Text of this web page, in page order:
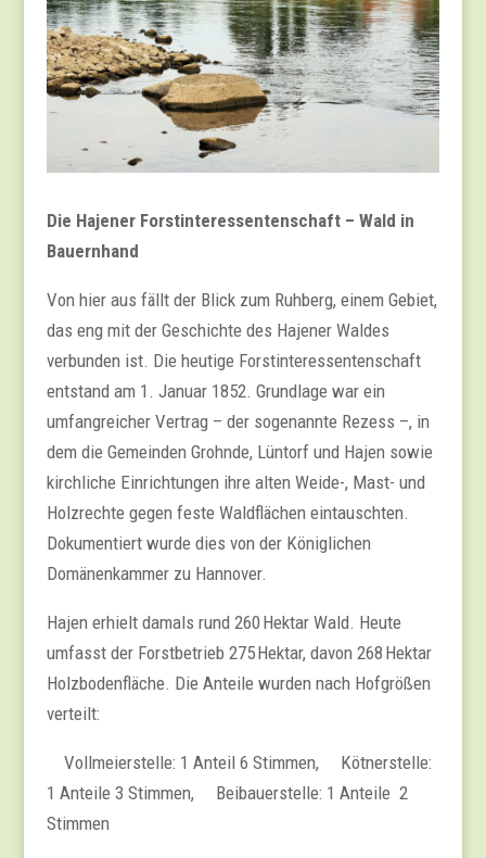
Die Hajener Forstinteressentenschaft – Wald in
Bauernhand
Von hier aus fällt der Blick zum Ruhberg, einem Gebiet,
das eng mit der Geschichte des Hajener Waldes
verbunden ist. Die heutige Forstinteressentenschaft
entstand am 1. Januar 1852. Grundlage war ein
umfangreicher Vertrag – der sogenannte Rezess –, in
dem die Gemeinden Grohnde, Lüntorf und Hajen sowie
kirchliche Einrichtungen ihre alten Weide-, Mast- und
Holzrechte gegen feste Waldflächen eintauschten.
Dokumentiert wurde dies von der Königlichen
Domänenkammer zu Hannover.
Hajen erhielt damals rund 260 Hektar Wald. Heute
umfasst der Forstbetrieb 275 Hektar, davon 268 Hektar
Holzbodenfläche. Die Anteile wurden nach Hofgrößen
verteilt:
Vollmeierstelle: 1 Anteil 6 Stimmen, Kötnerstelle:
1 Anteile 3 Stimmen, Beibauerstelle: 1 Anteile 2
Stimmen